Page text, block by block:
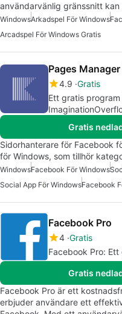
användarvänlig gränssnitt
WindowsArkadspel För Windows
Arcadspel För Windows Gratis
Pages
4.9 Gratis
Ett gratis
Gratis
Sidorhanterare för Facebook
för Windows, som tillhör
WindowsFacebook För Windows
Social App För WindowsFacebook
Facebook Pro
4 Gratis
Facebook Pro:
Gratis
Facebook Pro är ett
erbjuder användare ett